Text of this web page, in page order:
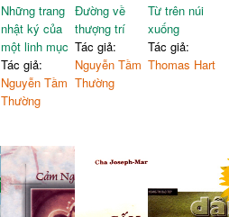
Những trang
nhật ký của
một linh mục
Tác giả:
Nguyễn Tầm
Thường
Đường về
thượng trí
Tác giả:
Nguyễn Tầm
Thường
Từ trên núi
xuống
Tác giả:
Thomas Hart